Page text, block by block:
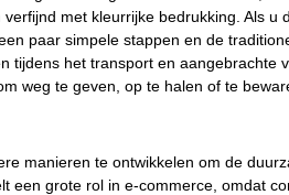
met kleurrijke bedrukking. Als u
paar simpele stappen en de
tijdens het transport en aangebrachte
weg te geven, op te halen of te
manieren te ontwikkelen om de
een grote rol in e-commerce, omdat